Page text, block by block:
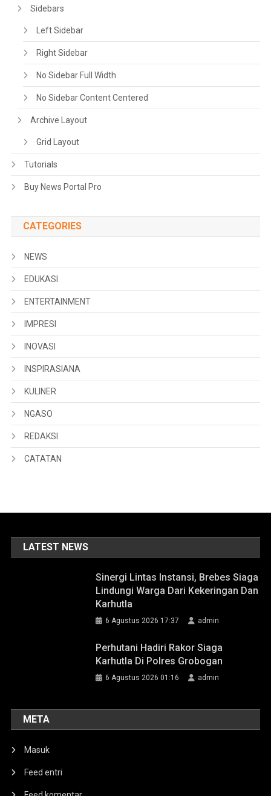
Sidebars
Left Sidebar
Right Sidebar
No Sidebar Full Width
No Sidebar Content Centered
Archive Layout
Grid Layout
Tutorials
Buy News Portal Pro
CATEGORIES
NEWS
EDUKASI
ENTERTAINMENT
IMPRESI
INOVASI
INSPIRASIANA
KULINER
NGASO
REDAKSI
CATATAN
LATEST NEWS
Sinergi Lintas Instansi, Brebes Siaga
Lindungi Warga Dari Kekeringan Dan
Karhutla
6 Agustus 2026 17:37 admin
Perhutani Hadiri Rakor Siaga
Karhutla Di Polres Grobogan
6 Agustus 2026 01:16 admin
META
Masuk
Feed entri